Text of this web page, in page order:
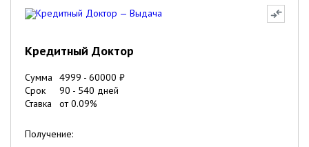
Кредитный Доктор
Сумма 4999 - 60000 ₽
Срок
90 - 540 дней
Ставка
от0.09%
Получение: